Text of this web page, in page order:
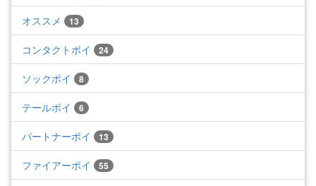
オススメ 13
コンタクトポイ 24
ソックポイ 8
テールポイ 6
パートナーポイ 13
ファイアーポイ 55